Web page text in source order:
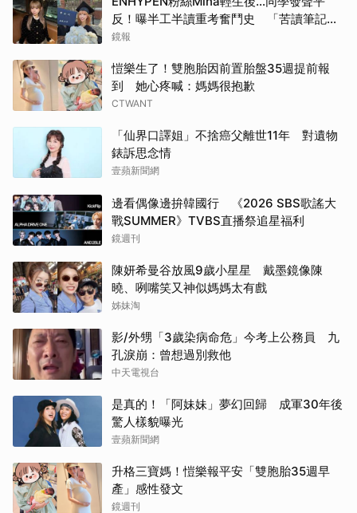
反！曝半工半讀重考奮鬥史 「苦讀筆記」
曝光惹鼻酸
鏡報
愷樂生了！雙胞胎因前置胎盤35週提前報
到 她心疼喊：媽媽很抱歉
CTWANT
「仙界口譯姐」不捨癌父離世11年 對遺物
錶訴思念情
壹蘋新聞網
邊看偶像邊拚韓國行 《2026 SBS歌謠大
戰SUMMER》TVBS直播祭追星福利
鏡週刊
陳妍希曼谷放風9歲小星星 戴墨鏡像陳
曉、咧嘴笑又神似媽媽太有戲
姊妹淘
影/外甥「3歲染病命危」今考上公務員 九
孔淚崩：曾想過別救他
中天電視台
是真的！「阿妹妹」夢幻回歸 成軍30年後
驚人樣貌曝光
壹蘋新聞網
升格三寶媽！愷樂報平安「雙胞胎35週早
產」感性發文
鏡週刊